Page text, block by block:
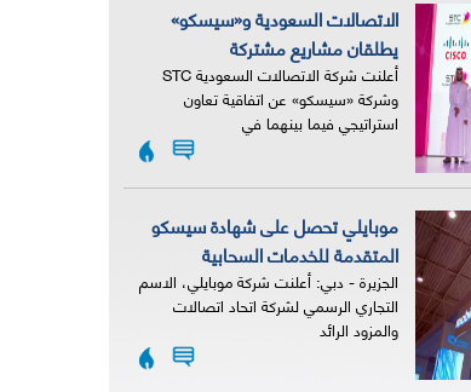
الاتصالات السعودية و«سيسكو»
يطلقان مشاريع مشتركة
أعلنت شركة الاتصالات السعودية STC
وشركة «سيسكو» عن اتفاقية تعاون
استراتيجي فيما بينهما في
موبايلي تحصل على شهادة سيسكو
المتقدمة للخدمات السحابية
الجزيرة - دبي: أعلنت شركة موبايلي، الاسم
التجاري الرسمي لشركة اتحاد اتصالات
والمزود الرائد